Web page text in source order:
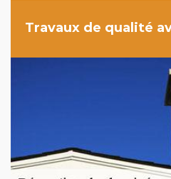
Travaux de qualité